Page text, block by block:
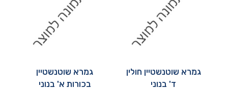
גמרא שוטנשטיין חולין
ד' בנוני
גמרא שוטנשטיין
בכורות א' בנוני